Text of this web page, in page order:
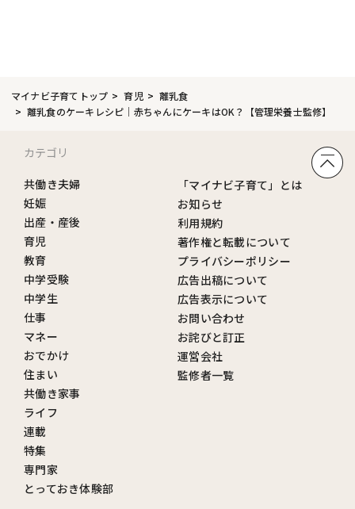
マイナビ子育てトップ 育児
離乳食
離乳食のケーキレシピ｜赤ちゃんにケーキはOK？【管理栄養士監修】
カテゴリ
共働き夫婦
妊娠
出産・産後
育児
教育
中学受験
中学生
仕事
マネー
おでかけ
住まい
共働き家事
ライフ
連載
特集
専門家
とっておき体験部
「マイナビ子育て」とは
お知らせ
利用規約
著作権と転載について
プライバシーポリシー
広告出稿について
広告表示について
お問い合わせ
お詫びと訂正
運営会社
監修者一覧